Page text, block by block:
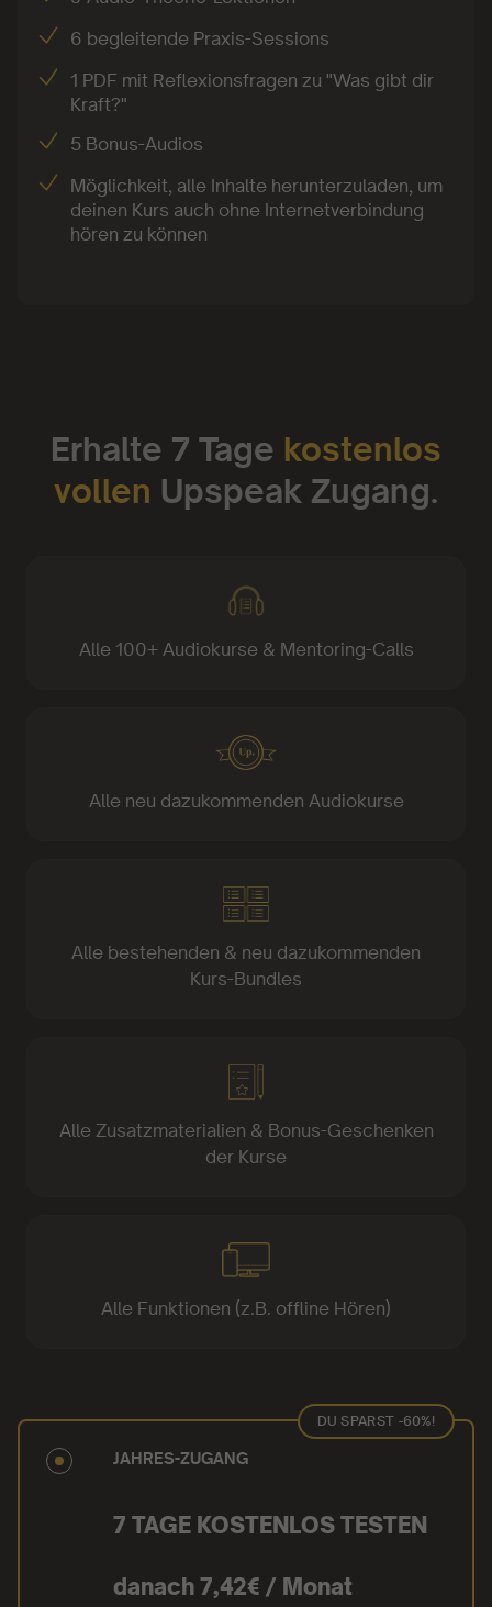
6 begleitende Praxis-Sessions
1 PDF mit Reflexionsfragen zu "Was gibt dir
Kraft?"
5 Bonus-Audios
Möglichkeit, alle Inhalte herunterzuladen, um
deinen Kurs auch ohne Internetverbindung
hören zu können
Erhalte 7 Tage kostenlos
vollen Upspeak Zugang.
Alle 100+ Audiokurse & Mentoring-Calls
Alle neu dazukommenden Audiokurse
Alle bestehenden & neu dazukommenden
Kurs-Bundles
Alle Zusatzmaterialien & Bonus-Geschenken
der Kurse
Alle Funktionen (z.B. offline Hören)
JAHRES-ZUGANG
7 TAGE KOSTENLOS TESTEN
danach 7,42€ / Monat
DU SPARST -60%!